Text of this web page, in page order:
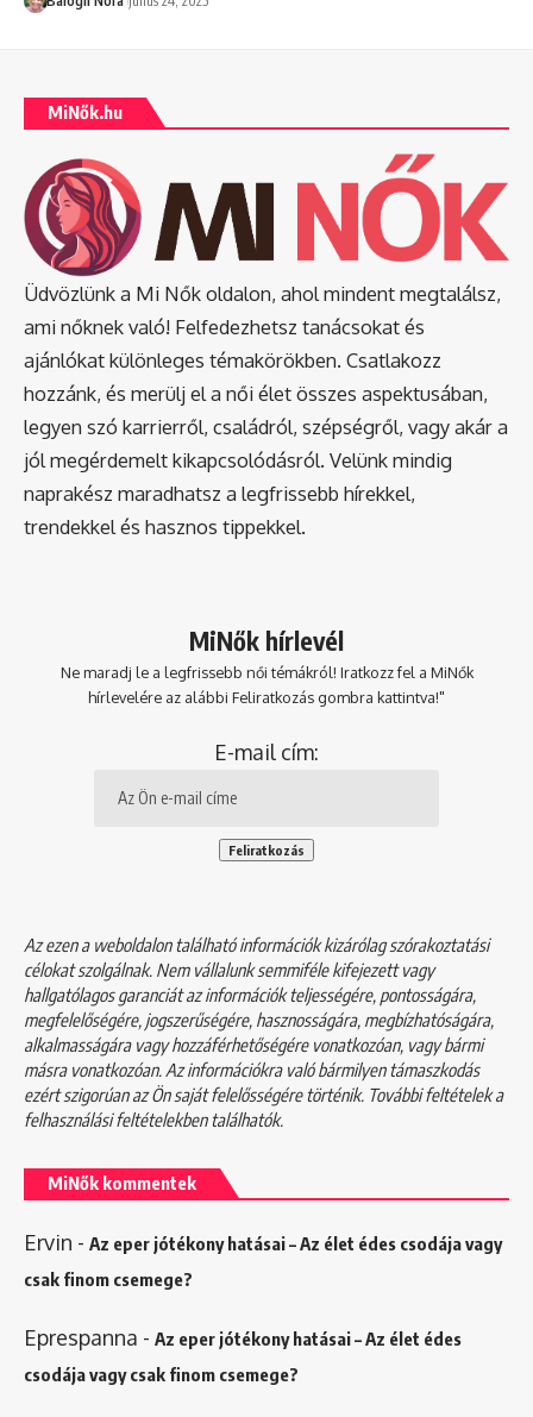
MiNők.hu
Üdvözlünk a Mi Nők oldalon, ahol mindent megtalálsz,
ami nőknek való! Felfedezhetsz tanácsokat és
ajánlókat különleges témakörökben. Csatlakozz
hozzánk, és merülj el a női élet összes aspektusában,
legyen szó karrierről, családról, szépségről, vagy akár a
jól megérdemelt kikapcsolódásról. Velünk mindig
naprakész maradhatsz a legfrissebb hírekkel,
trendekkel és hasznos tippekkel.
MiNők hírlevél
Ne maradj le a legfrissebb női témákról! Iratkozz fel a MiNők
hírlevelére az alábbi Feliratkozás gombra kattintva!"
E-mail cím:
Az ezen a weboldalon található információk kizárólag szórakoztatási
célokat szolgálnak. Nem vállalunk semmiféle kifejezett vagy
hallgatólagos garanciát az információk teljességére, pontosságára,
megfelelőségére, jogszerűségére, hasznosságára, megbízhatóságára,
alkalmasságára vagy hozzáférhetőségére vonatkozóan, vagy bármi
másra vonatkozóan. Az információkra való bármilyen támaszkodás
ezért szigorúan az Ön saját felelősségére történik. További feltételek a
felhasználási feltételekbentalálhatók.
MiNők kommentek
Ervin - Az eper jótékony hatásai – Az élet édes csodája vagy
csak finom csemege?
Eprespanna - Az eper jótékony hatásai – Az élet édes
csodája vagy csak finom csemege?